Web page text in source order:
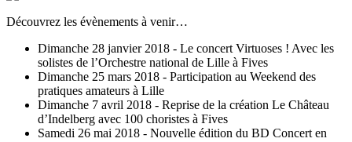
Découvrez les évènements à venir…
Dimanche 28 janvier 2018 - Le concert Virtuoses ! Avec les
solistes de l’Orchestre national de Lille à Fives
Dimanche 25 mars 2018 - Participation au Weekend des
pratiques amateurs à Lille
Dimanche 7 avril 2018 - Reprise de la création Le Château
d’Indelberg avec 100 choristes à Fives
Samedi 26 mai 2018 - Nouvelle édition du BD Concert en